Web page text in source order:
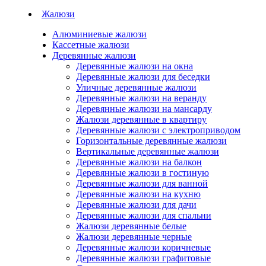
Жалюзи
Алюминиевые жалюзи
Кассетные жалюзи
Деревянные жалюзи
Деревянные жалюзи на окна
Деревянные жалюзи для беседки
Уличные деревянные жалюзи
Деревянные жалюзи на веранду
Деревянные жалюзи на мансарду
Жалюзи деревянные в квартиру
Деревянные жалюзи с электроприводом
Горизонтальные деревянные жалюзи
Вертикальные деревянные жалюзи
Деревянные жалюзи на балкон
Деревянные жалюзи в гостиную
Деревянные жалюзи для ванной
Деревянные жалюзи на кухню
Деревянные жалюзи для дачи
Деревянные жалюзи для спальни
Жалюзи деревянные белые
Жалюзи деревянные черные
Деревянные жалюзи коричневые
Деревянные жалюзи графитовые